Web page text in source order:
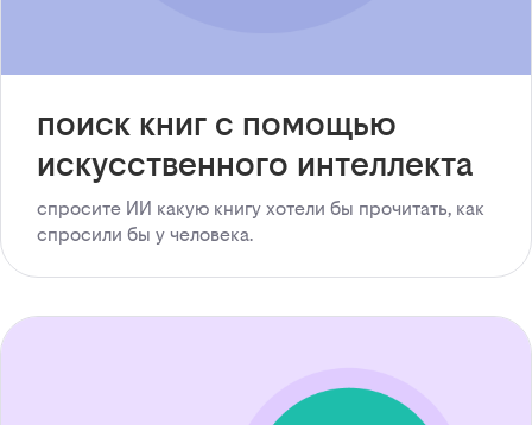
поиск книг с помощью
искусственного интеллекта
спросите ИИ какую книгу хотели бы прочитать, как
спросили бы у человека.